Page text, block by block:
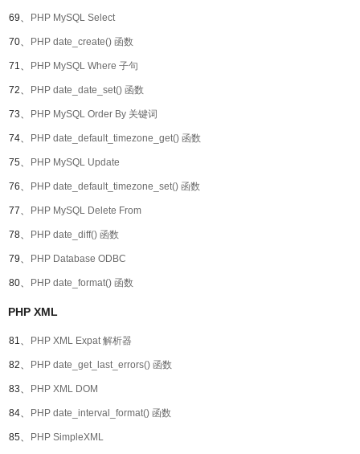
69、 PHP MySQL Select
70、 PHP date_create() 函数
71、 PHP MySQL Where 子句
72、 PHP date_date_set() 函数
73、 PHP MySQL Order By 关键词
74、 PHP date_default_timezone_get() 函数
75、 PHP MySQL Update
76、 PHP date_default_timezone_set() 函数
77、 PHP MySQL Delete From
78、 PHP date_diff() 函数
79、 PHP Database ODBC
80、 PHP date_format() 函数
PHP XML
81、 PHP XML Expat 解析器
82、 PHP date_get_last_errors() 函数
83、 PHP XML DOM
84、 PHP date_interval_format() 函数
85、 PHP SimpleXML